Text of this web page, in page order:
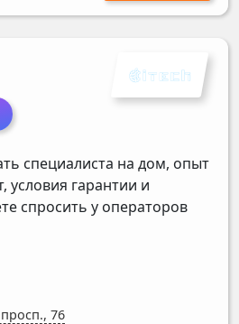
специалиста на дом, опыт
условия гарантии и
спросить у операторов
76